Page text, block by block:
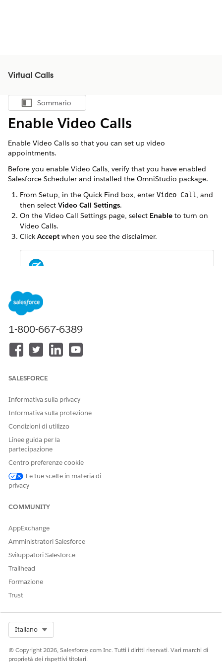
Virtual Calls
Mostra sommario
Sommario
Enable Video Calls
Enable Video Calls so that you can set up video
appointments.
Before you enable Video Calls, verify that you have enabled
Salesforce Scheduler and installed the OmniStudio package.
From Setup, in the Quick Find box, enter Video Call , and
then select Video Call Settings.
On the Video Call Settings page, select Enable to turn on
Video Calls.
Click Accept when you see the disclaimer.
NOTE
Video Calls feature.
1-800-667-6389
SALESFORCE
Informativa sulla privacy
Informativa sulla protezione
Condizioni di utilizzo
Linee guida per la
partecipazione
Centro preferenze cookie
Le tue scelte in materia di
privacy
COMMUNITY
AppExchange
Amministratori Salesforce
Sviluppatori Salesforce
Trailhead
Formazione
Trust
Italiano
© Copyright 2026, Salesforce.com Inc. Tutti i diritti riservati. Vari marchi di
proprietà dei rispettivi titolari.